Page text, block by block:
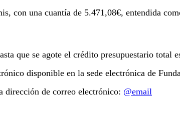
con una cuantía de 5.471,08€, entendida
que se agote el crédito presupuestario total
disponible en la sede electrónica de
dirección de correo electrónico: @email